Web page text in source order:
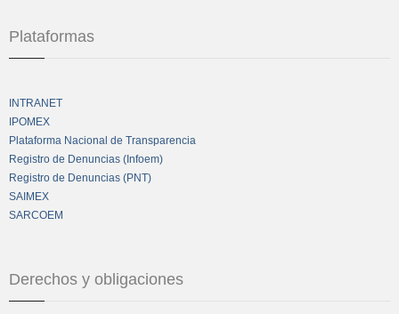
Plataformas
INTRANET
IPOMEX
Plataforma Nacional de Transparencia
Registro de Denuncias (Infoem)
Registro de Denuncias (PNT)
SAIMEX
SARCOEM
Derechos y obligaciones